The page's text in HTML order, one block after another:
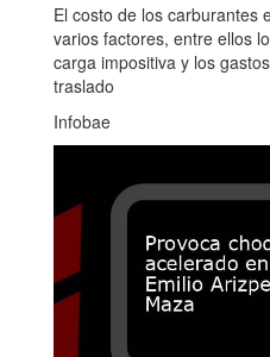
El costo de los carburantes
varios factores, entre ellos
carga impositiva y los
traslado
Infobae